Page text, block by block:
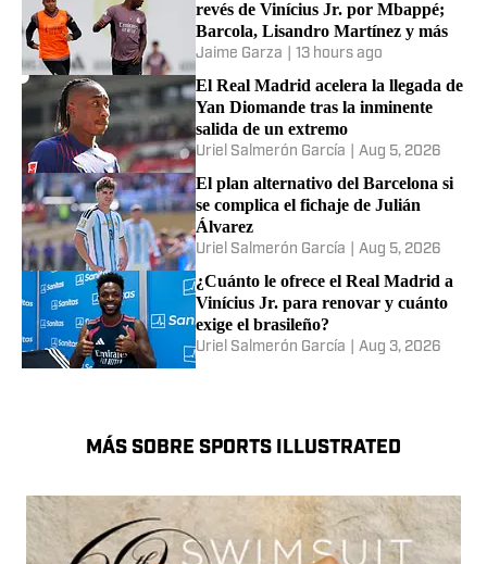
Oficial: Yan Diomandé ficha por el
Real Madrid para las próximas
siete temporadas
En un movimiento que superó los cien millones de
euros, el Merengue se hizo con el talentoso extremo
marfileño.
Bruno Pernigotti | 5 hours ago
Rumores del mercado de fichajes: el
revés de Vinícius Jr. por Mbappé;
Yan Diomande tras la inminente
Uriel Salmerón García | Aug 5, 2026
El plan alternativo del Barcelona si
se complica el fichaje de Julián